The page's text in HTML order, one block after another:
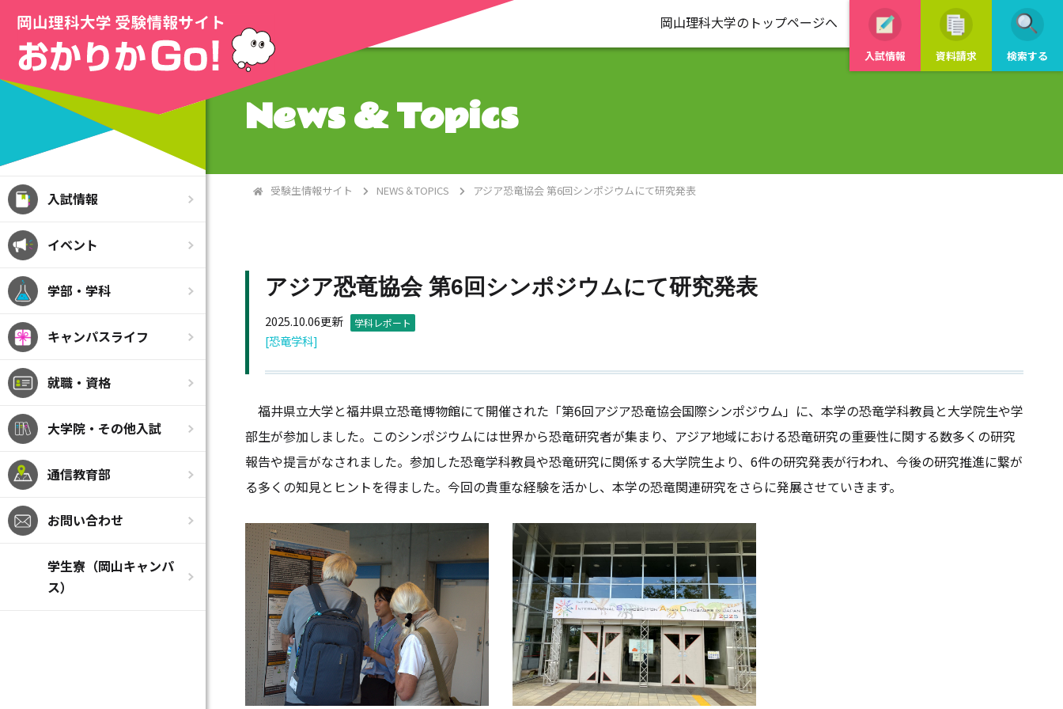
入試情報
イベント
学部・学科
キャンパスライフ
就職・資格
大学院・その他入試
通信教育部
お問い合わせ
学生寮（岡山キャンパ
ス）
岡山理科大学のトップページへ
入試情報 資料請求 検索する
News & Topics
受験生情報サイト NEWS＆TOPICS アジア恐竜協会 第6回シンポジウムにて研究発表
アジア恐竜協会 第6回シンポジウムにて研究発表
2025.10.06更新 学科レポート
[恐竜学科]
福井県立大学と福井県立恐竜博物館にて開催された「第6回アジア恐竜協会国際シンポジウム」に、本学の恐竜学科教員と大学院生や学
部生が参加しました。このシンポジウムには世界から恐竜研究者が集まり、アジア地域における恐竜研究の重要性に関する数多くの研究
報告や提言がなされました。参加した恐竜学科教員や恐竜研究に関係する大学院生より、6件の研究発表が行われ、今後の研究推進に繋が
る多くの知見とヒントを得ました。今回の貴重な経験を活かし、本学の恐竜関連研究をさらに発展させていきます。